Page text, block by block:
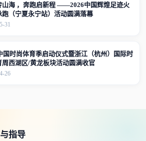
山海 ，奔跑启新程 ——2026中国辉煌足迹火
跑（宁夏永宁站）活动圆满落幕
31
国时尚体育季启动仪式暨浙江（杭州）国际时
周西湖区/黄龙板块活动圆满收官
26
指导